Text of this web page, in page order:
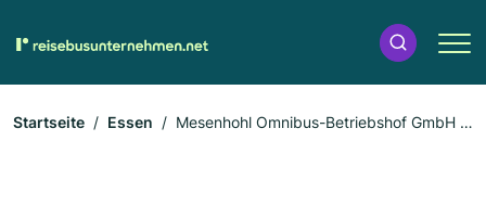
Startseite Essen
Mesenhohl Omnibus-Betriebshof GmbH &